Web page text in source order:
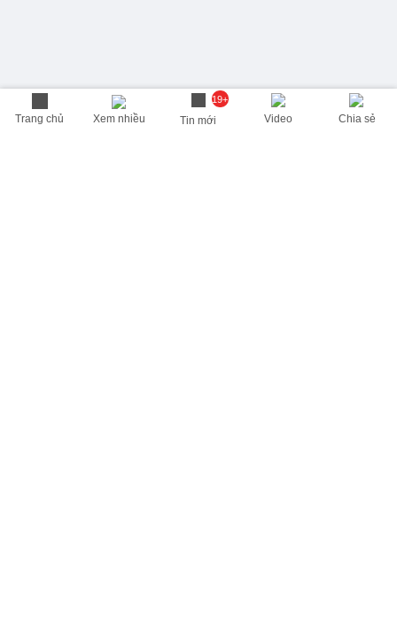
Trang chủ Xem nhiều
19+
Tin mới Video Chia sẻ